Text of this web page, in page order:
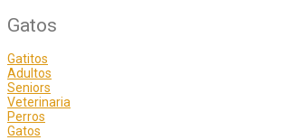
Gatos
Gatitos
Adultos
Seniors
Veterinaria
Perros
Gatos